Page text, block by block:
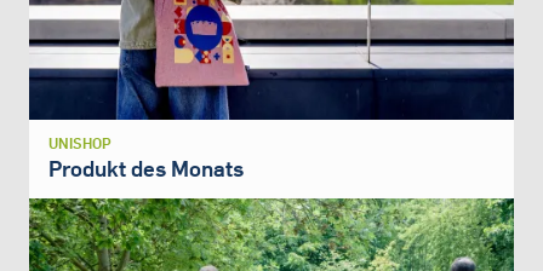
UNISHOP
Produkt des Monats